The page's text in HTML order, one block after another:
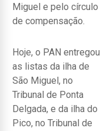
Miguel e pelo círculo
de compensação.
Hoje, o PAN entregou
as listas da ilha de
São Miguel, no
Tribunal de Ponta
Delgada, e da ilha do
Pico, no Tribunal de